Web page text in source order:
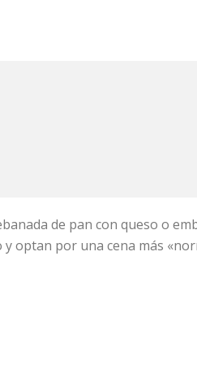
de pan con queso o
optan por una cena más